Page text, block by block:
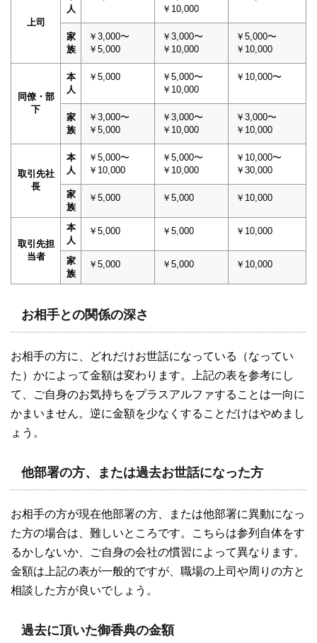
上司
人
￥10,000
家
族
￥3,000〜
￥5,000
￥3,000〜
￥10,000
￥5,000〜
￥10,000
同僚・部
下
本
人
￥5,000
￥5,000〜
￥10,000
￥10,000〜
家
族
￥3,000〜
￥5,000
￥3,000〜
￥10,000
￥3,000〜
￥10,000
取引先社
長
本
人
￥5,000〜
￥10,000
￥5,000〜
￥10,000
￥10,000〜
￥30,000
家
族
￥5,000 ￥5,000 ￥10,000
取引先担
当者
本
人
￥5,000 ￥5,000 ￥10,000
家
族
￥5,000 ￥5,000 ￥10,000
お相手との関係の深さ
お相手の方に、どれだけお世話になっている（なってい
た）かによって金額は変わります。上記の表を参考にし
て、ご自身のお気持ちをプラスアルファすることは一向に
かまいません。逆に金額を少なくすることだけはやめまし
ょう。
他部署の方、または過去お世話になった方
お相手の方が現在他部署の方、または他部署に異動になっ
た方の場合は、難しいところです。こちらは参列自体をす
るかしないか、ご自身の会社の慣習によって異なります。
金額は上記の表が一般的ですが、職場の上司や周りの方と
相談した方が良いでしょう。
過去に頂いた御香典の金額